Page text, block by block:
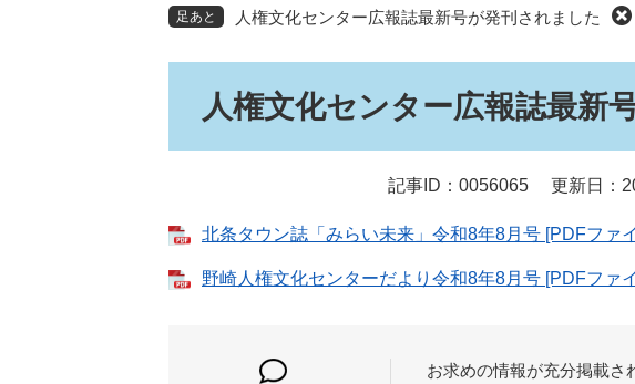
人権文化センター広報誌最新号が発刊されました
人権文化センター広報誌最新
記事ID：0056065 更新日：
北条タウン誌「みらい未来」令和8年8月号 [PDFファ
野崎人権文化センターだより令和8年8月号 [PDFファ
お求めの情報が充分掲載さ